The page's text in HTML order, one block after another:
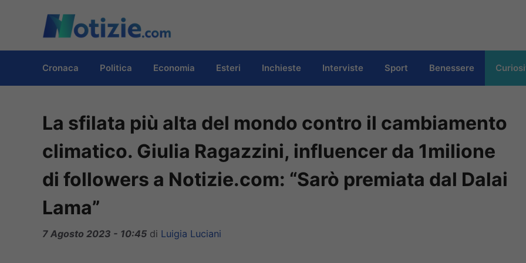
contenuto
Cronaca Politica Economia Esteri Inchieste Interviste Sport Benessere
La sfilata più alta del mondo contro il cambiamento
climatico. Giulia Ragazzini, influencer da 1milione
di followers a Notizie.com: “Sarò premiata dal Dalai
Lama”
7 Agosto 2023 - 10:45 di Luigia Luciani